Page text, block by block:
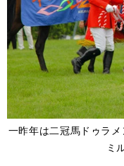
一昨年は二冠馬ドゥラ
ミ